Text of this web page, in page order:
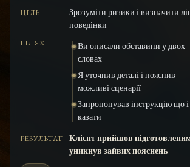
ЦІЛЬ
Зрозуміти ризики і визначити
поведінки
ШЛЯХ
Ви описали обставини у двох
словах
Я уточнив деталі і пояснив
можливі сценарії
Запропонував інструкцію що і
казати
РЕЗУЛЬТАТ
Клієнт прийшов
уникнув зайвих пояснень